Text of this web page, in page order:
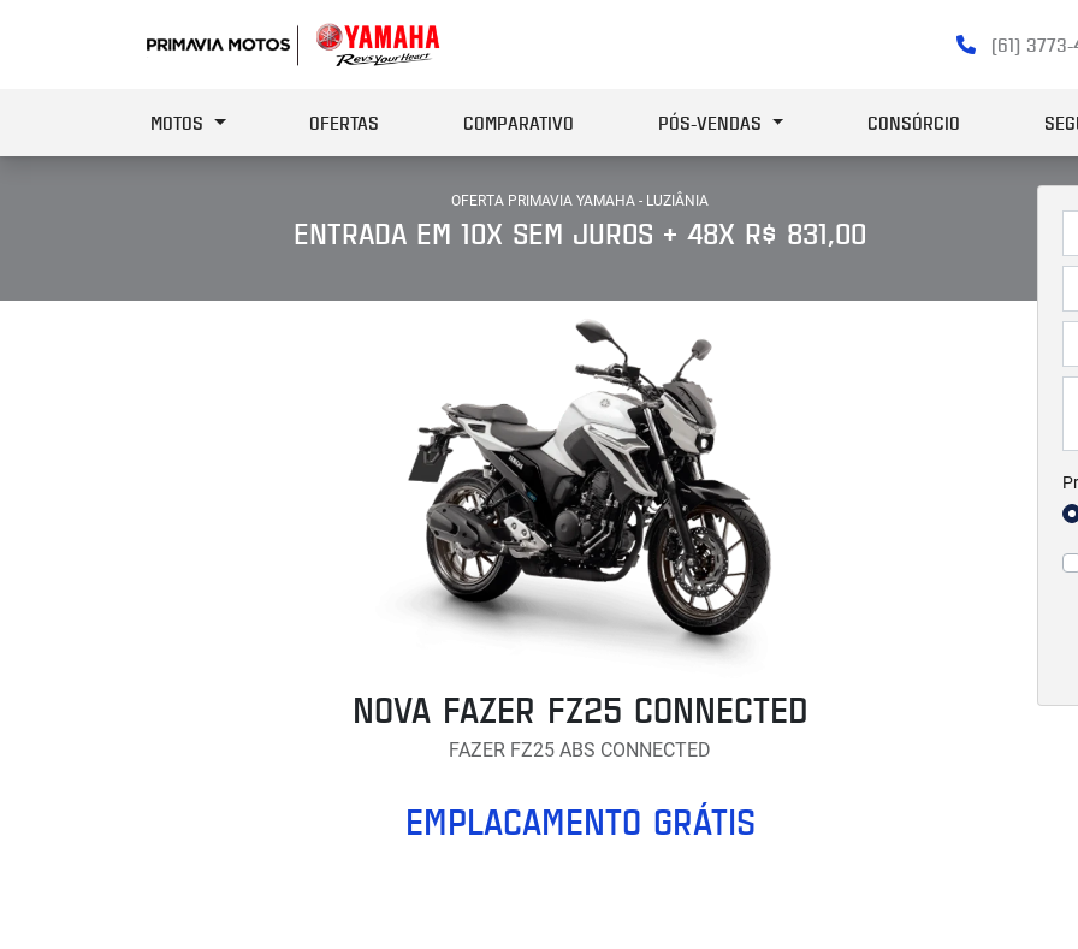
(61) 3773-
MOTOS OFERTAS COMPARATIVO PÓS-VENDAS CONSÓRCIO
OFERTA PRIMAVIA YAMAHA - LUZIÂNIA
ENTRADA EM 10X SEM JUROS + 48X R$ 831,00
NOVA FAZER FZ25 CONNECTED
FAZER FZ25 ABS CONNECTED
EMPLACAMENTO GRÁTIS